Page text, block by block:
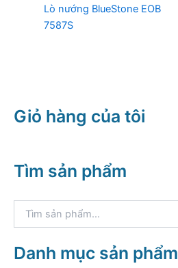
Lò nướng BlueStone EOB
7587S
Giỏ hàng của tôi
Tìm sản phẩm
k
iDanh mục sản phẩm